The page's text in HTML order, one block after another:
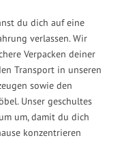
du dich auf eine
verlassen. Wir
Verpacken deiner
Transport in unseren
sowie den
Unser geschultes
um, damit du dich
konzentrieren